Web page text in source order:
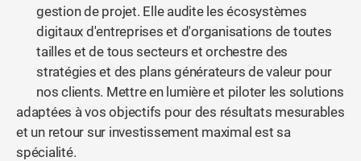
gestion de projet. Elle audite les écosystèmes
digitaux d'entreprises et d'organisations de toutes
tailles et de tous secteurs et orchestre des
stratégies et des plans générateurs de valeur pour
nos clients. Mettre en lumière et piloter les solutions
adaptées à vos objectifs pour des résultats mesurables
et un retour sur investissement maximal est sa
spécialité.